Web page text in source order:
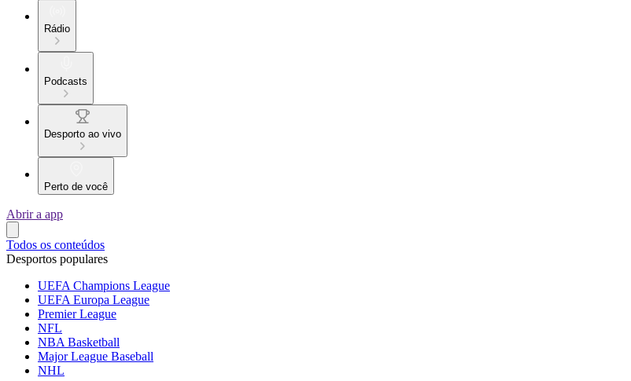
Rádio
Podcasts
Desporto ao vivo
Perto de você
Abrir a app
Todos os conteúdos
Desportos populares
UEFA Champions League
UEFA Europa League
Premier League
NFL
NBA Basketball
Major League Baseball
NHL